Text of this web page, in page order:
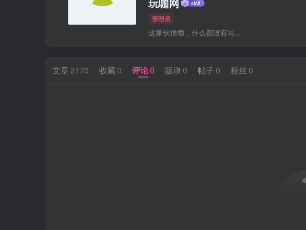
管理员
这家伙很懒，什么都没有写...
文章2170 收藏 0 评论0 版块 0 帖子 0 粉丝 0